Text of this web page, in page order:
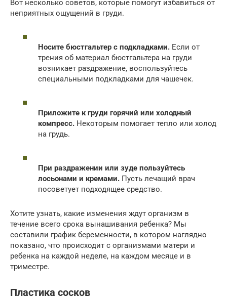
Вот несколько советов, которые помогут избавиться от
неприятных ощущений в груди.
Носите бюстгальтер с подкладками. Если от
трения об материал бюстгальтера на груди
возникает раздражение, воспользуйтесь
специальными подкладками для чашечек.
Приложите к груди горячий или холодный
компресс. Некоторым помогает тепло или холод
на грудь.
При раздражении или зуде пользуйтесь
лосьонами и кремами. Пусть лечащий врач
посоветует подходящее средство.
Хотите узнать, какие изменения ждут организм в
течение всего срока вынашивания ребенка? Мы
составили график беременности, в котором наглядно
показано, что происходит с организмами матери и
ребенка на каждой неделе, на каждом месяце и в
триместре.
Пластика сосков